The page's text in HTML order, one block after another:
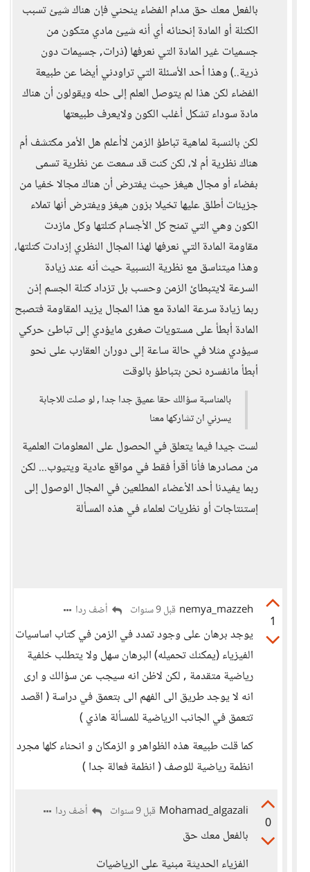
بالفعل معك حق مدام الفضاء ينحني فإن هناك شيئ تسبب
الكتلة أو المادة إنحنائه أي أنه شيئ مادي متكون من
جسميات غير المادة التي نعرفها (ذرات, جسيمات دون
ذرية..) وهذا أحد الأسئلة التي تراودني أيضا عن طبيعة
الفضاء لكن هذا لم يتوصل العلم إلى حله ويقولون أن هناك
مادة سوداء تشكل أغلب الكون ولايعرف طبيعتها
لكن بالنسبة لماهية تباطؤ الزمن لاأعلم هل الأمر مكتشف أم
هناك نظرية أم لا، لكن كنت قد سمعت عن نظرية تسمى
بفضاء أو مجال هيغز حيث يفترض أن هناك مجالا خفيا من
جزيئات أطلق عليها تخيلا بزون هيغز ويفترض أنها تملاء
الكون وهي التي تمنح كل الأجسام كتلتها وكل مازدت
مقاومة المادة التي نعرفها لهذا المجال النظري إزدادت كتلتها،
وهذا ميتناسق مع نظرية النسبية حيث أنه عند زيادة
السرعة لايتبطائ الزمن وحسب بل تزداد كتلة الجسم إذن
ربما زيادة سرعة المادة مع هذا المجال يزيد المقاومة فتصبح
المادة أبطأ على مستويات صغرى مايؤدي إلى تباطئ حركي
سيؤدي مثلا في حالة ساعة إلى دوران العقارب على نحو
أبطأ مانفسره نحن بتباطؤ بالوقت
بالمناسبة سؤالك حقا عميق جدا جدا , لو صلت للاجابة
يسرني ان تشاركها معنا
لست جيدا فيما يتعلق في الحصول على المعلومات العلمية
من مصادرها فأنا أقرأ فقط في مواقع عادية ويتيوب... لكن
ربما يفيدنا أحد الأعضاء المطلعين في المجال الوصول إلى
إستنتاجات أو نظريات لعلماء في هذه المسألة
1
nemya_mazzeh قبل 9 سنوات أضف ردا
يوجد برهان على وجود تمدد في الزمن في كتاب اساسيات
الفيزياء (يمكنك تحميله) البرهان سهل ولا يتطلب خلفية
رياضية متقدمة , لكن لاظن انه سيجب عن سؤالك و ارى
انه لا يوجد طريق الى الفهم الى بتعمق في دراسة ( اقصد
تتعمق في الجانب الرياضية للمسألة هاذي )
كما قلت طبيعة هذه الظواهر و الزمكان و انحناء كلها مجرد
انظمة رياضية للوصف ( انظمة فعالة جدا )
0
Mohamad_algazali قبل 9 سنوات أضف ردا
بالفعل معك حق
الفزياء الحديثة مبنية على الرياضيات